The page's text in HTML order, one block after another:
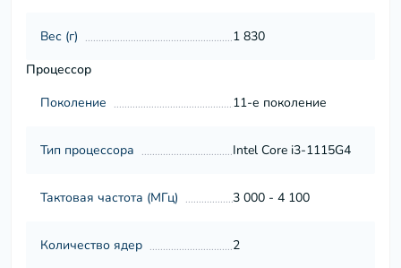
Вес (г)
1 830
Процессор
Поколение
11-е поколение
Тип процессора Intel Core i3-1115G4
Тактовая частота (МГц) 3 000 - 4 100
Количество ядер
2